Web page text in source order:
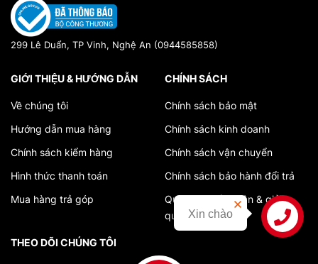
299 Lê Duẩn, TP Vinh, Nghệ An (0944585858)
GIỚI THIỆU & HƯỚNG DẪN
Về chúng tôi
Hướng dẫn mua hàng
Chính sách kiểm hàng
Hình thức thanh toán
Mua hàng trả góp
CHÍNH SÁCH
Chính sách bảo mật
Chính sách kinh doanh
Chính sách vận chuyển
Chính sách bảo hành đổi trả
Quy trình tiếp nhận & giải
quyết khiếu nại
THEO DÕI CHÚNG TÔI
Liên hệ
Xin chào